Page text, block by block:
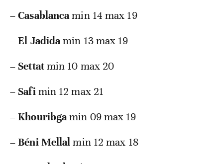
–Casablancamin 14 max 19
–El Jadidamin 13 max 19
– Settatmin 10 max 20
– Safimin 12 max 21
–Khouribgamin 09 max 19
–Béni Mellalmin 12 max 18